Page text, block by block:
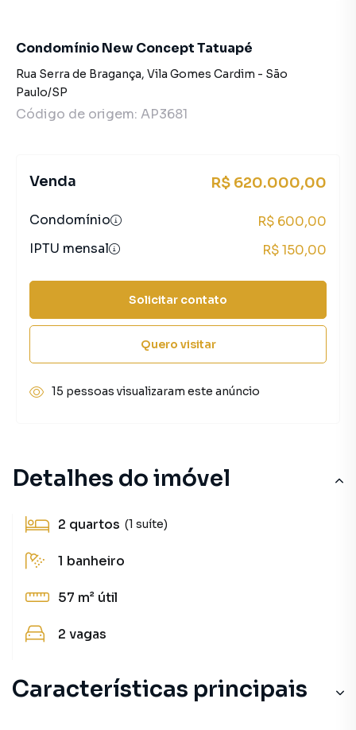
Detalhes do imóvel
2 quartos (1 suíte)
1 banheiro
57 m² útil
2 vagas
Características principais
Condomínio New Concept Tatuapé
Rua Serra de Bragança, Vila Gomes Cardim - São
Paulo/SP
Código de origem: AP3681
Venda R$ 620.000,00
Condomínio
R$ 600,00
IPTU mensal
R$ 150,00
Solicitar contato
Quero visitar
15 pessoas visualizaram este anúncio